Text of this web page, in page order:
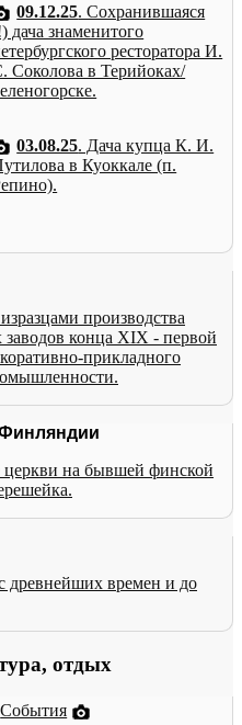
09.12.25. Сохранившаяся
дача знаменитого
ресторатора И.
Соколова в Терийоках/
03.08.25. Дача купца К. И.
в Куоккале (п.
производства
конца XIX - первой
прикладного
на бывшей финской
древнейших времен и до
отдых
События